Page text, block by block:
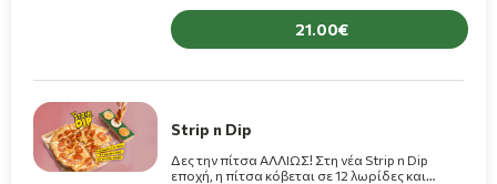
21.00
Strip n Dip
Δες την πίτσα ΑΛΛΙΩΣ! Στη νέα Strip n Dip
εποχή, η πίτσα κόβεται σε 12 λωρίδες και